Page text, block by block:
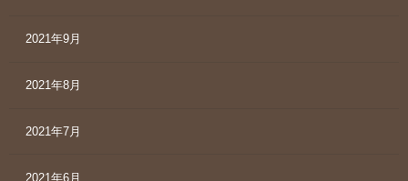
2021年9月
2021年8月
2021年7月
2021年6月